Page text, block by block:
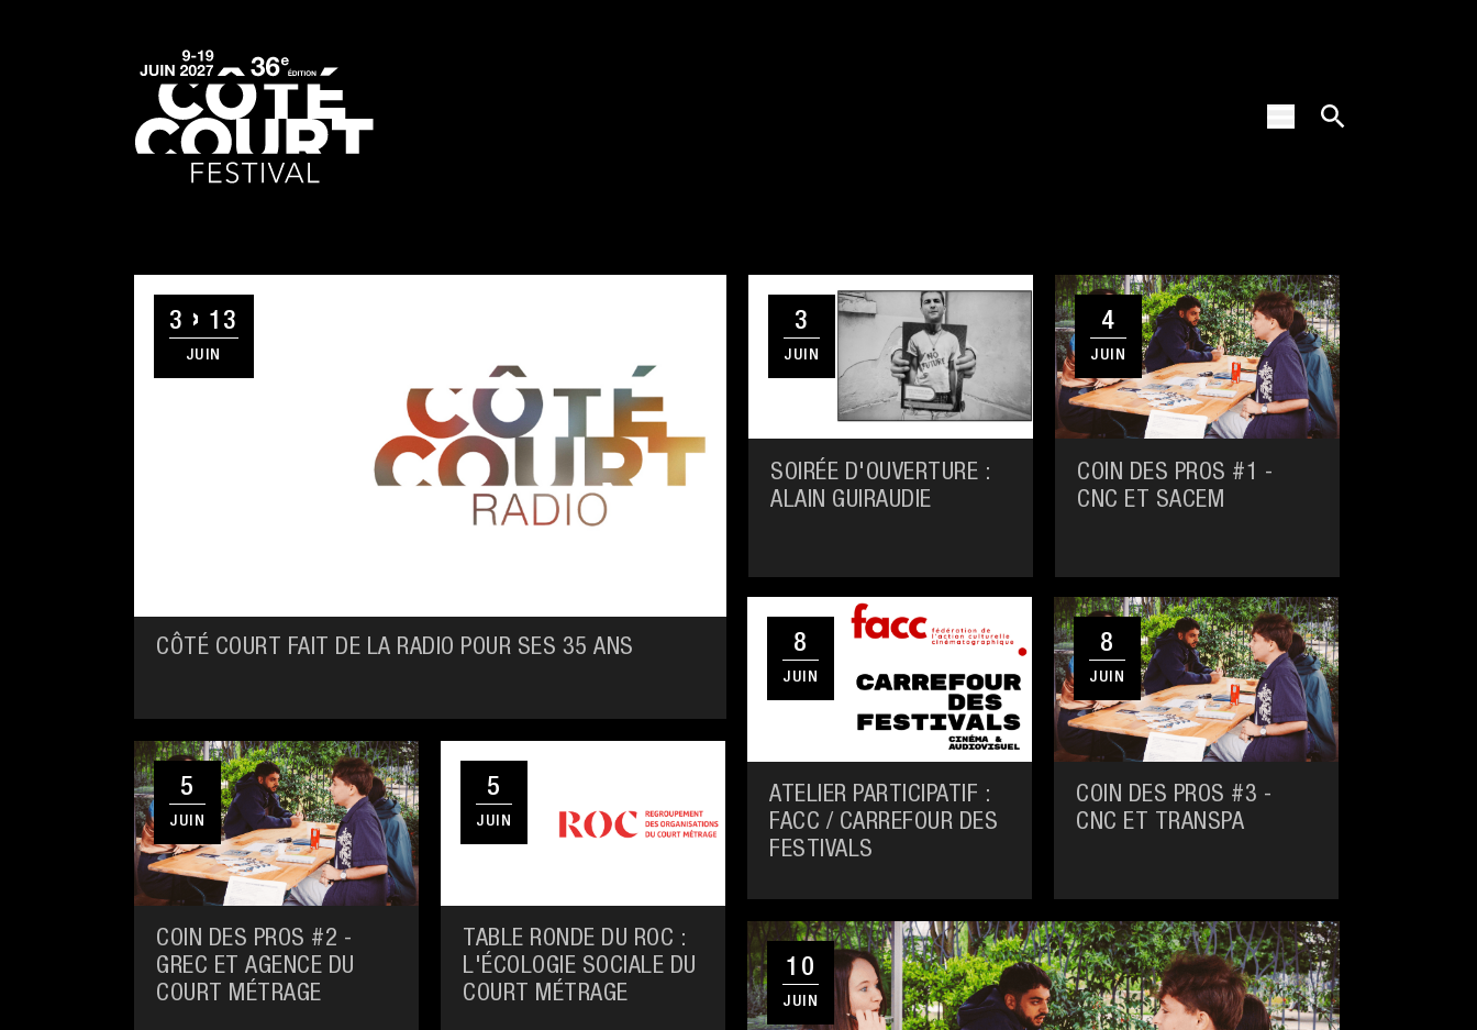
3 13
JUIN
CÔTÉ COURT FAIT DE LA RADIO POUR SES 35 ANS
3
JUIN
SOIRÉE D'OUVERTURE :
ALAIN GUIRAUDIE
4
JUIN
COIN DES PROS #1 -
CNC ET SACEM
5
JUIN
COIN DES PROS #2 -
GREC ET AGENCE DU
COURT MÉTRAGE
5
JUIN
TABLE RONDE DU ROC :
L'ÉCOLOGIE SOCIALE DU
COURT MÉTRAGE
8
JUIN
ATELIER PARTICIPATIF :
FACC / CARREFOUR DES
FESTIVALS
8
JUIN
COIN DES PROS #3 -
CNC ET TRANSPA
10
JUIN